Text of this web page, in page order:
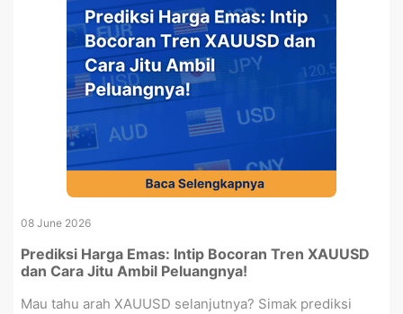
08 June 2026
Prediksi Harga Emas: Intip Bocoran Tren XAUUSD
dan Cara Jitu Ambil Peluangnya!
Mau tahu arah XAUUSD selanjutnya? Simak prediksi